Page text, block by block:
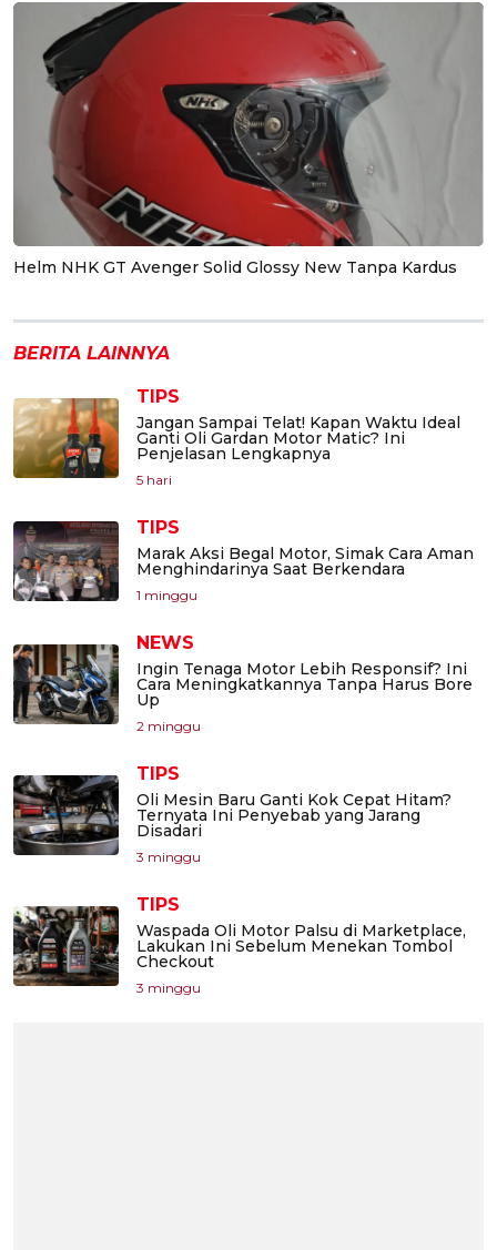
Helm NHK GT Avenger Solid Glossy New Tanpa Kardus
BERITA LAINNYA
TIPS
Jangan Sampai Telat! Kapan Waktu Ideal
Ganti Oli Gardan Motor Matic? Ini
Penjelasan Lengkapnya
5 hari
TIPS
Marak Aksi Begal Motor, Simak Cara Aman
Menghindarinya Saat Berkendara
1 minggu
NEWS
Ingin Tenaga Motor Lebih Responsif? Ini
Cara Meningkatkannya Tanpa Harus Bore
Up
2 minggu
TIPS
Oli Mesin Baru Ganti Kok Cepat Hitam?
Ternyata Ini Penyebab yang Jarang
Disadari
3 minggu
TIPS
Waspada Oli Motor Palsu di Marketplace,
Lakukan Ini Sebelum Menekan Tombol
Checkout
3 minggu